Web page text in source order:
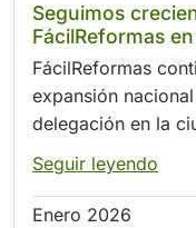
Seguimos
FácilReformas
FácilReformas
expansión
delegación en la
Seguir leyendo
Enero 2026